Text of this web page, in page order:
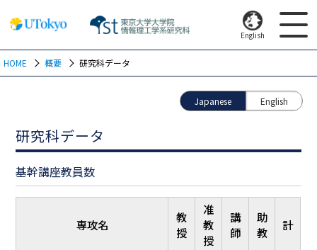
English
HOME 概要 研究科データ
Japanese English
研究科データ
基幹講座教員数
専攻名
教
授
准
教
授
講
師
助
教
計